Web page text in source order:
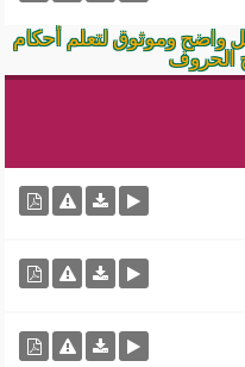
واضح وموثوق لتعلم أحكام
الحروف